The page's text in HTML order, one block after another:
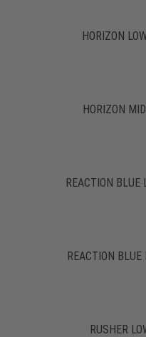
HORIZON
HORIZON
REACTION
REACTION
RUSHER